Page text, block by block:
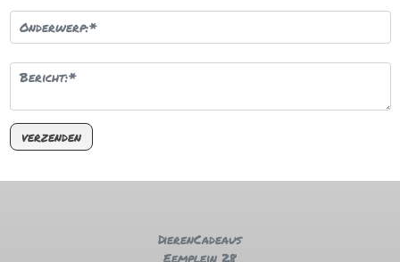
DierenCadeaus
Eemplein 28